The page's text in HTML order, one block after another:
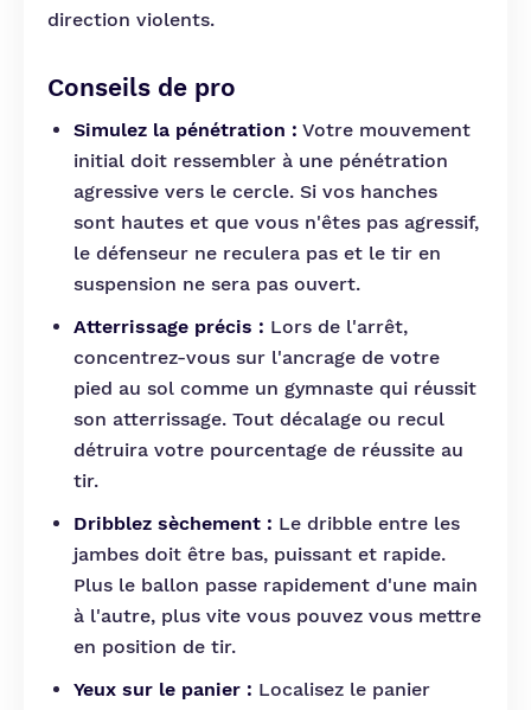
direction violents.
Conseils de pro
Simulez la pénétration : Votre mouvement
initial doit ressembler à une pénétration
agressive vers le cercle. Si vos hanches
sont hautes et que vous n'êtes pas agressif,
le défenseur ne reculera pas et le tir en
suspension ne sera pas ouvert.
Atterrissage précis : Lors de l'arrêt,
concentrez-vous sur l'ancrage de votre
pied au sol comme un gymnaste qui réussit
son atterrissage. Tout décalage ou recul
détruira votre pourcentage de réussite au
tir.
Dribblez sèchement : Le dribble entre les
jambes doit être bas, puissant et rapide.
Plus le ballon passe rapidement d'une main
à l'autre, plus vite vous pouvez vous mettre
en position de tir.
Yeux sur le panier : Localisez le panier